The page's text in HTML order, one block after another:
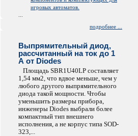
игровых автоматов.
подробнее ...
Выпрямительный диод,
рассчитанный на ток до 1
А от Diodes
Площадь SBR1U40LP составляет
1,54 мм2, что вдвое меньше, чем у
любого другого выпрямительного
диода такой мощности. Чтобы
уменьшить размеры прибора,
инженеры Diodes выбрали более
компактный тип внешнего
исполнения, а не корпус типа SOD-
323,...